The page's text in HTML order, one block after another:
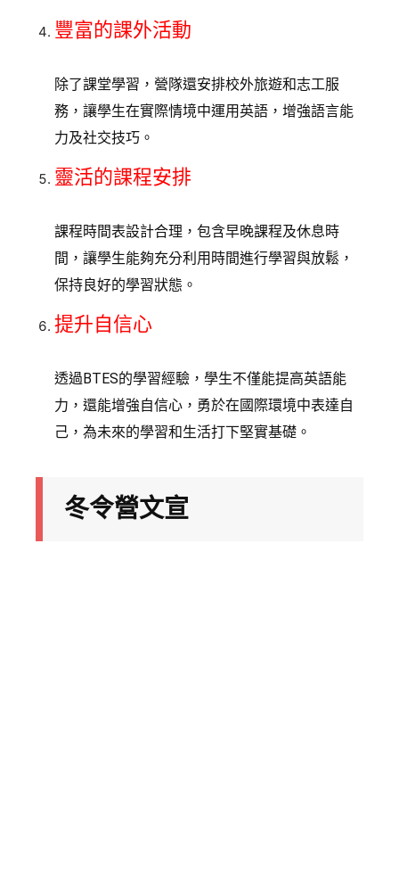
豐富的課外活動
除了課堂學習，營隊還安排校外旅遊和志工服
務，讓學生在實際情境中運用英語，增強語言能
力及社交技巧。
靈活的課程安排
課程時間表設計合理，包含早晚課程及休息時
間，讓學生能夠充分利用時間進行學習與放鬆，
保持良好的學習狀態。
提升自信心
透過BTES的學習經驗，學生不僅能提高英語能
力，還能增強自信心，勇於在國際環境中表達自
己，為未來的學習和生活打下堅實基礎。
冬令營文宣